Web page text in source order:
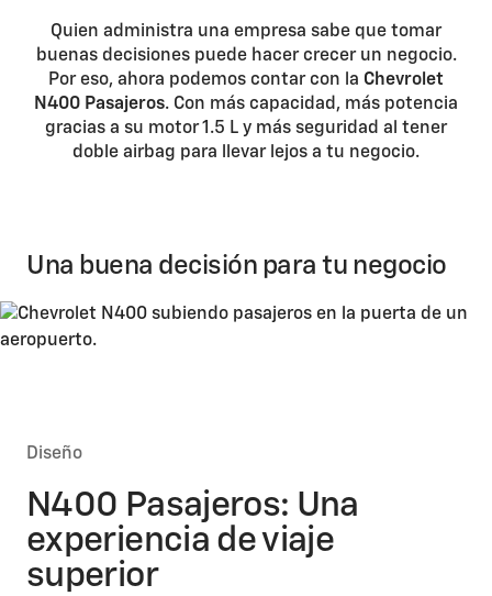
Quien administra una empresa sabe que tomar
buenas decisiones puede hacer crecer un negocio.
Por eso, ahora podemos contar con la Chevrolet
N400 Pasajeros. Con más capacidad, más potencia
gracias a su motor 1.5 L y más seguridad al tener
doble airbag para llevar lejos a tu negocio.
Una buena decisión para tu negocio
Diseño
N400 Pasajeros: Una
experiencia de viaje
superior